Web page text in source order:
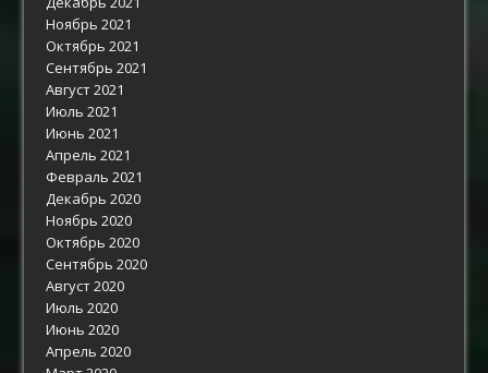
Ноябрь 2021
Октябрь 2021
Сентябрь 2021
Август 2021
Июль 2021
Июнь 2021
Апрель 2021
Февраль 2021
Декабрь 2020
Ноябрь 2020
Октябрь 2020
Сентябрь 2020
Август 2020
Июль 2020
Июнь 2020
Апрель 2020